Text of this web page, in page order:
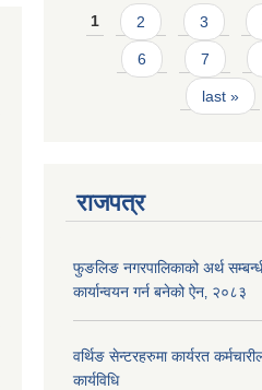
Pages
1 2 3
6 7
last »
राजपत्र
फुङलिङ नगरपालिकाको अर्थ
कार्यान्वयन गर्न बनेको ऐन‚ २०८३
वर्थिङ सेन्टरहरुमा कार्यरत
कार्यविधि